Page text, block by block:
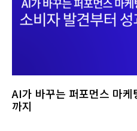
AI가 바꾸는 퍼포먼스 마
까지